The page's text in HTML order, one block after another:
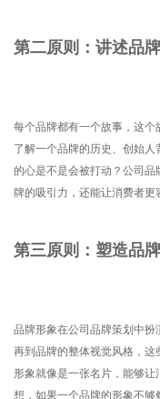
第二原则：讲述品
每个品牌都有一个故事，这
了解一个品牌的历史、创始
的心是不是会被打动？公司
牌的吸引力，还能让消费者更
第三原则：塑造品
品牌形象在公司品牌策划中扮
再到品牌的整体视觉风格，
形象就像是一张名片，能够
想，如果一个品牌的形象不够